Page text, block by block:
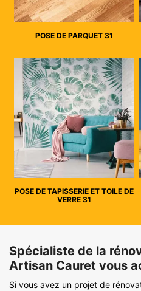
POSE DE PARQUET 31
POSE DE TAPISSERIE ET TOILE DE
VERRE 31
Spécialiste de la
Artisan Cauret vous
Si vous avez un projet de